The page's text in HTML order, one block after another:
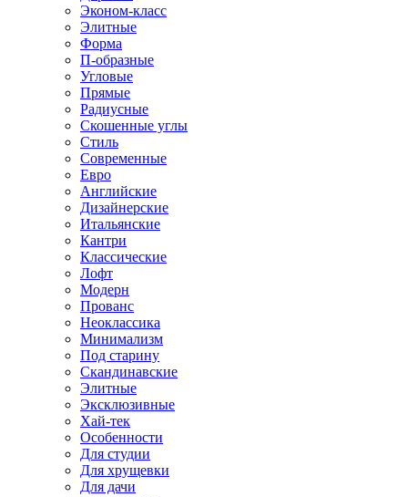
Эконом-класс
Элитные
Форма
П-образные
Угловые
Прямые
Радиусные
Скошенные углы
Стиль
Современные
Евро
Английские
Дизайнерские
Итальянские
Кантри
Классические
Лофт
Модерн
Прованс
Неоклассика
Минимализм
Под старину
Скандинавские
Элитные
Эксклюзивные
Хай-тек
Особенности
Для студии
Для хрущевки
Для дачи